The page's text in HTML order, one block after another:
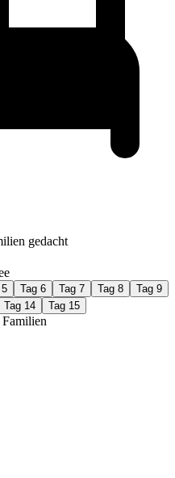
gedacht
Tag 6 Tag 7 Tag 8
Tag 9
Tag 14 Tag 15